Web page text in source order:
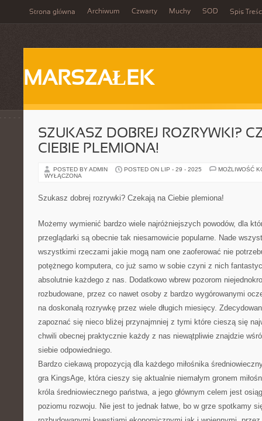
Strona główna Archiwum Czwarty Muchy SOD Spis
MARSZAŁEK
SZUKASZ DOBREJ ROZRYWKI?
CIEBIE PLEMIONA!
POSTED BY ADMIN POSTED ON LIP - 29 - 2025
MOŻLIWOŚĆ
WYŁĄCZONA
Szukasz dobrej rozrywki? Czekają na Ciebie plemiona!
Możemy wymienić bardzo wiele najróżniejszych powodów, dla
przeglądarki są obecnie tak niesamowicie popularne. Nade
wszystkimi rzeczami jakie mogą nam one zaoferować nie
potężnego komputera, co już samo w sobie czyni z nich
absolutnie każdego z nas. Dodatkowo wbrew pozorom
rozbudowane, przez co nawet osoby z bardzo wygórowanymi
na doskonałą rozrywkę przez wiele długich miesięcy.
zapoznać się nieco bliżej przynajmniej z tymi które cieszą się
chwili obecnej praktycznie każdy z nas niewątpliwie znajdzie
siebie odpowiedniego.
Bardzo ciekawą propozycją dla każdego miłośnika
gra KingsAge, która cieszy się aktualnie niemałym gronem
króla średniowiecznego państwa, a jego głównym celem jest
poziomu rozwoju. Nie jest to jednak łatwe, bo w grze spotkamy